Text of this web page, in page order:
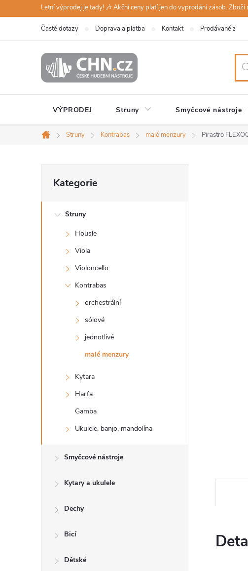
na
Letní výprodej je tady! 🎶 Akční ceny platí jen do vyprodání zásob. Zboží
Časté dotazy Doprava a platba Kontakt Prodávané značky
VÝPRODEJ Struny Smyčcové nástroje
Domů
Struny Kontrabas malé menzury Pirastro
o
n
kategorie
Kategorie
Struny
Housle
Viola
Violoncello
Kontrabas
orchestrální
sólové
jednotlivé
malé menzury
Kytara
Harfa
Gamba
Ukulele, banjo, mandolína
Smyčcové nástroje
Kytary a ukulele
Dechy
Bicí
Dětské